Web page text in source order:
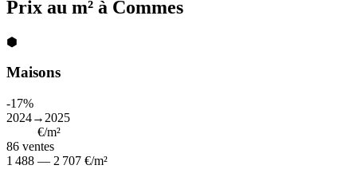
Prix au m² à Commes
⬢
Maisons
-17%
2024→2025
€/m²
86 ventes
1 488 — 2 707 €/m²